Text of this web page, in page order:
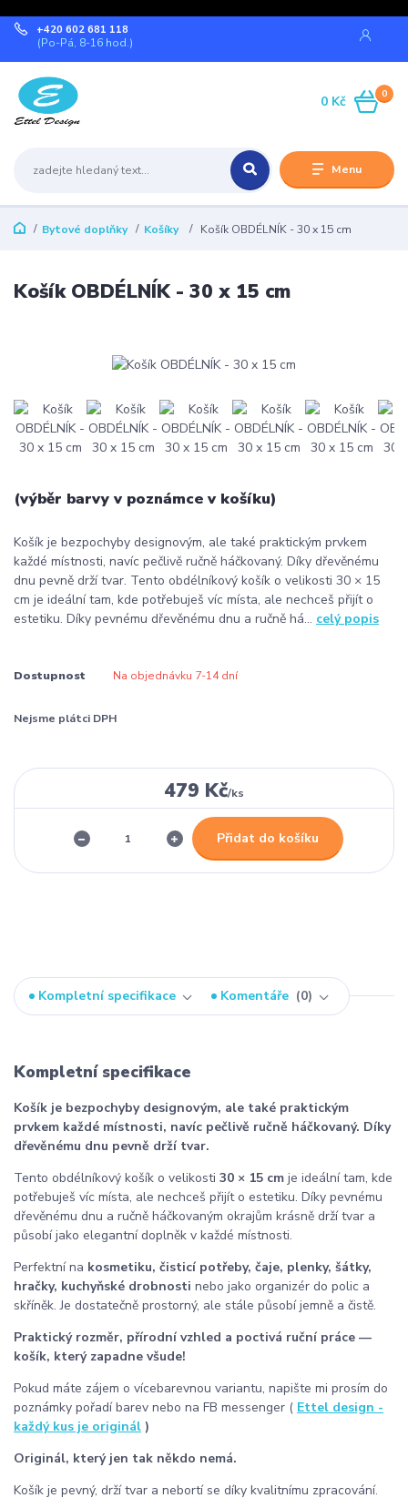
Menu
+420 602 681 118
(Po-Pá, 8-16 hod.)
0
0 Kč
Bytové doplňky Košíky Košík OBDÉLNÍK - 30 x 15 cm
Košík OBDÉLNÍK - 30 x 15 cm
(výběr barvy v poznámce v košíku)
Košík je bezpochyby designovým, ale také praktickým prvkem
každé místnosti, navíc pečlivě ručně háčkovaný. Díky dřevěnému
dnu pevně drží tvar. Tento obdélníkový košík o velikosti 30 × 15
cm je ideální tam, kde potřebuješ víc místa, ale nechceš přijít o
estetiku. Díky pevnému dřevěnému dnu a ručně há... celý popis
Dostupnost Na objednávku 7-14 dní
Nejsme plátci DPH
479 Kč/ks
Přidat do košíku
Kompletní specifikace Komentáře 0
Kompletní specifikace
Košík je bezpochyby designovým, ale také praktickým
prvkem každé místnosti, navíc pečlivě ručně háčkovaný. Díky
dřevěnému dnu pevně drží tvar.
Tento obdélníkový košík o velikosti 30 × 15 cm je ideální tam, kde
potřebuješ víc místa, ale nechceš přijít o estetiku. Díky pevnému
dřevěnému dnu a ručně háčkovaným okrajům krásně drží tvar a
působí jako elegantní doplněk v každé místnosti.
Perfektní na kosmetiku, čisticí potřeby, čaje, plenky, šátky,
hračky, kuchyňské drobnosti nebo jako organizér do polic a
skříněk. Je dostatečně prostorný, ale stále působí jemně a čistě.
Praktický rozměr, přírodní vzhled a poctivá ruční práce —
košík, který zapadne všude!
Pokud máte zájem o vícebarevnou variantu, napište mi prosím do
poznámky pořadí barev nebo na FB messenger ( Ettel design -
každý kus je originál )
Originál, který jen tak někdo nemá.
Košík je pevný, drží tvar a nebortí se díky kvalitnímu zpracování.